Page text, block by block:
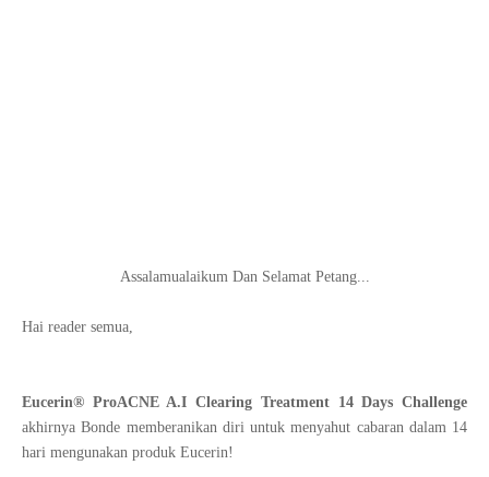
Assalamualaikum Dan Selamat Petang...
Hai reader semua,
Eucerin® ProACNE A.I Clearing Treatment 14 Days Challenge
akhirnya Bonde memberanikan diri untuk menyahut cabaran dalam 14
hari mengunakan produk Eucerin!